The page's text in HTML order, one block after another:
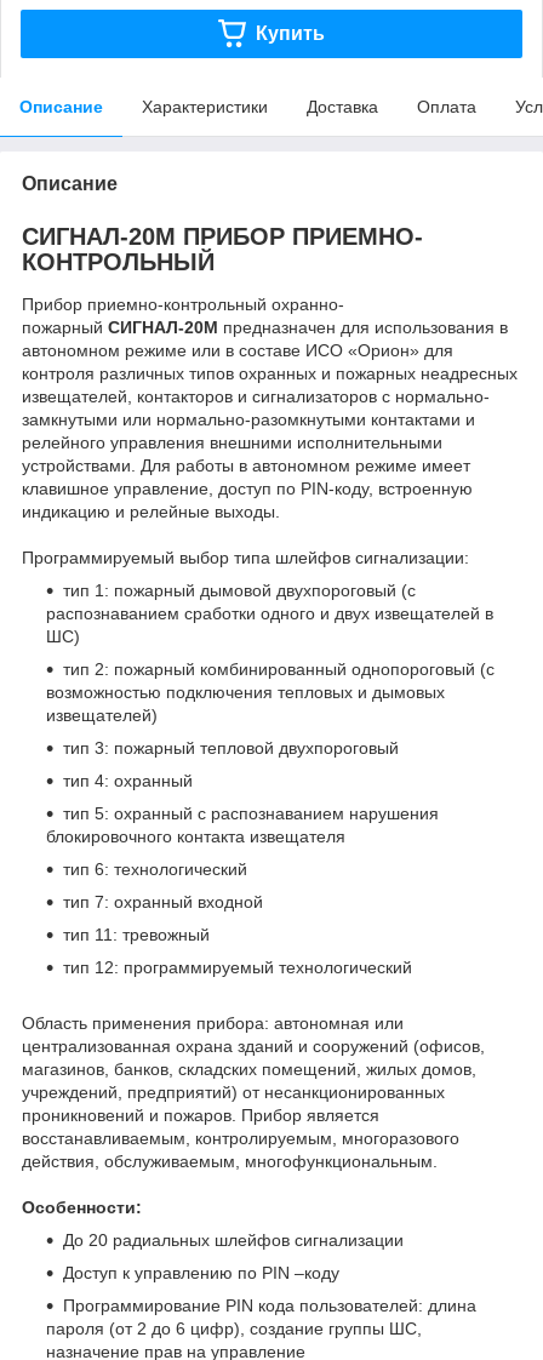
Купить
Описание Характеристики Доставка Оплата
Описание
СИГНАЛ-20М ПРИБОР ПРИЕМНО-
КОНТРОЛЬНЫЙ
Прибор приемно-контрольный охранно-
пожарный СИГНАЛ-20М предназначен для использования в
автономном режиме или в составе ИСО «Орион» для
контроля различных типов охранных и пожарных неадресных
извещателей, контакторов и сигнализаторов с нормально-
замкнутыми или нормально-разомкнутыми контактами и
релейного управления внешними исполнительными
устройствами. Для работы в автономном режиме имеет
клавишное управление, доступ по PIN-коду, встроенную
индикацию и релейные выходы.
Программируемый выбор типа шлейфов сигнализации:
тип 1: пожарный дымовой двухпороговый (с
распознаванием сработки одного и двух извещателей в
ШС)
тип 2: пожарный комбинированный однопороговый (с
возможностью подключения тепловых и дымовых
извещателей)
тип 3: пожарный тепловой двухпороговый
тип 4: охранный
тип 5: охранный с распознаванием нарушения
блокировочного контакта извещателя
тип 6: технологический
тип 7: охранный входной
тип 11: тревожный
тип 12: программируемый технологический
Область применения прибора: автономная или
централизованная охрана зданий и сооружений (офисов,
магазинов, банков, складских помещений, жилых домов,
учреждений, предприятий) от несанкционированных
проникновений и пожаров. Прибор является
восстанавливаемым, контролируемым, многоразового
действия, обслуживаемым, многофункциональным.
Особенности:
До 20 радиальных шлейфов сигнализации
Доступ к управлению по PIN –коду
Программирование PIN кода пользователей: длина
пароля (от 2 до 6 цифр), создание группы ШС,
назначение прав на управление